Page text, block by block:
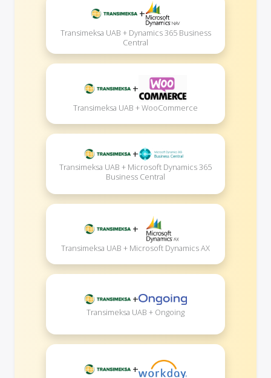
+
Transimeksa UAB + Dynamics 365 Business
Central
+
Transimeksa UAB + WooCommerce
+
Transimeksa UAB + Microsoft Dynamics 365
Business Central
+
Transimeksa UAB + Microsoft Dynamics AX
+
Transimeksa UAB + Ongoing
+